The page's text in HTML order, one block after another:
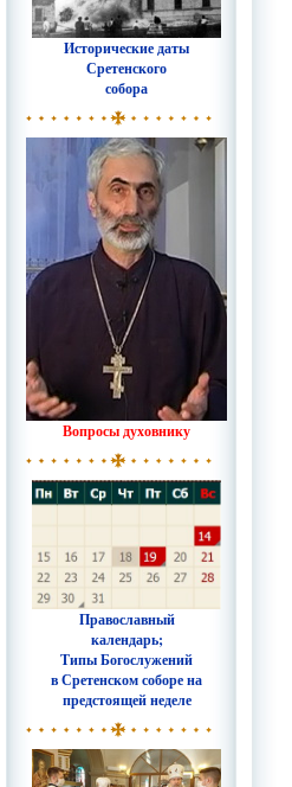
Исторические даты
Сретенского
собора
Вопросы духовнику
Православный
календарь;
Типы Богослужений
в Сретенском соборе на
предстоящей неделе